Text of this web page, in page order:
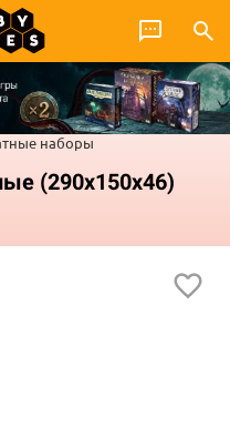
наборы
(290x150x46)